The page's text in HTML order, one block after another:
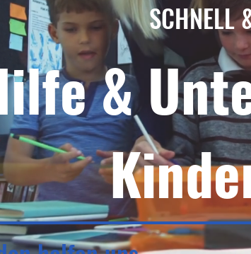
SCHNELL
&